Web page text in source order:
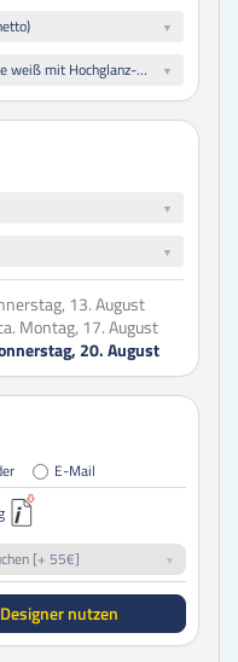
Outdoor: 90µ Haftfolie weiß mit Hochglanz-UV-Lack (witterungsbeständig)
13. August
Montag, 17. August
20. August
E-Mail
[+ 55€]
nutzen